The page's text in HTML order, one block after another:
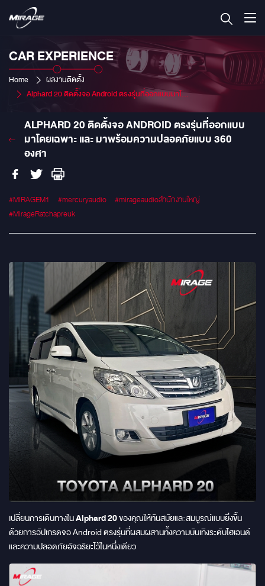
CAR EXPERIENCE
Home
ผลงานติดตั้ง
Alphard 20 ติดตั้งจอ Android ตรงรุ่นที่ออกแบบมาโดยเฉพาะ เเละ มาพร้อมความปลอดภัยแบบ 360 องศา
ALPHARD 20 ติดตั้งจอ ANDROID ตรงรุ่นที่ออกแบบ
มาโดยเฉพาะ เเละ มาพร้อมความปลอดภัยแบบ 360
องศา
#MIRAGEM1 #mercuryaudio
#mirageaudioสำนักงานใหญ่
#MirageRatchapreuk
เปลี่ยนการเดินทางในAlphard 20ของคุณให้ทันสมัยและสมบูรณ์แบบยิ่งขึ้น
ด้วยการอัปเกรดจอ Android ตรงรุ่นที่ผสมผสานทั้งความบันเทิงระดับไฮเอนด์
และความปลอดภัยอัจฉริยะไว้ในหนึ่งเดียว